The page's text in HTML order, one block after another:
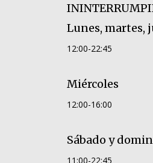
Lunes, martes,
12:00-22:45
Miércoles
12:00-16:00
Sábado y
11:00-22:45